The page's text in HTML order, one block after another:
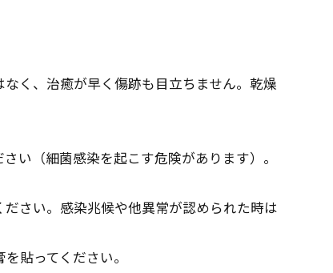
く、治癒が早く傷跡も目立ちません。乾燥
い（細菌感染を起こす危険があります）。
さい。感染兆候や他異常が認められた時は
貼ってください。